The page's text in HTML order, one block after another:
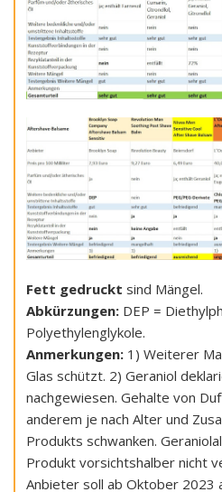
Fett gedruckt sind Mängel.
Abkürzungen: DEP =
Polyethylenglykole.
Anmerkungen: 1) Weiterer
Glas schützt. 2) Geraniol
nachgewiesen. Gehalte von
anderem je nach Alter und
Produkts schwanken.
Produkt vorsichtshalber nicht
Anbieter soll ab Oktober 2023